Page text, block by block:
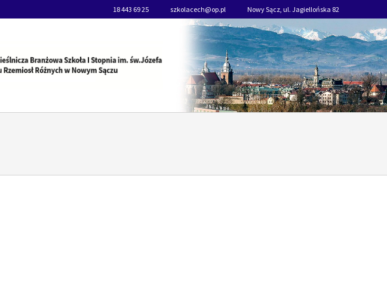
18 443 69 25 szkolacech@op.pl Nowy Sącz, ul. Jagiellońska 82